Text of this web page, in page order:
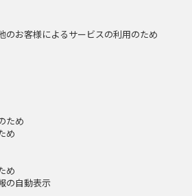
のお客様によるサービスの利用のため
ため
め
め
の自動表示